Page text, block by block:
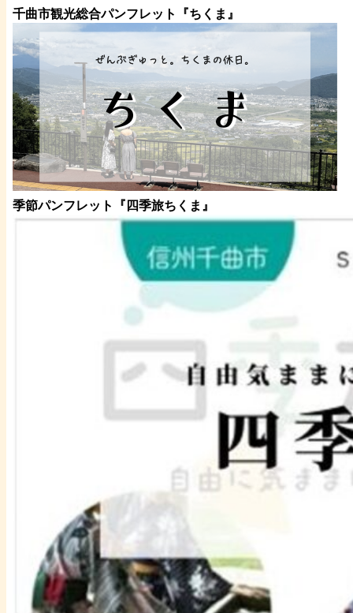
千曲市観光総合パンフレット 『ちくま 』
季節パンフレット『四季旅ちくま』